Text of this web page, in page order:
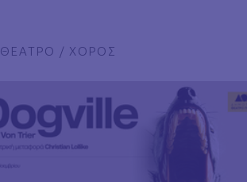
ΘΕΑΤΡΟ / ΧΟΡΟΣ